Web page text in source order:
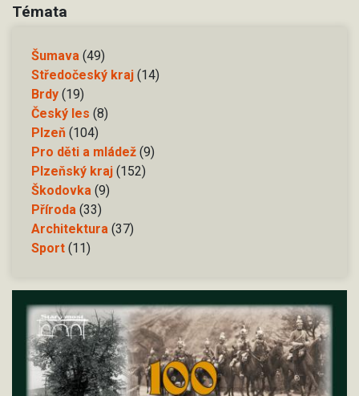
Témata
Šumava (49)
Středočeský kraj (14)
Brdy (19)
Český les (8)
Plzeň (104)
Pro děti a mládež (9)
Plzeňský kraj (152)
Škodovka (9)
Příroda (33)
Architektura (37)
Sport (11)